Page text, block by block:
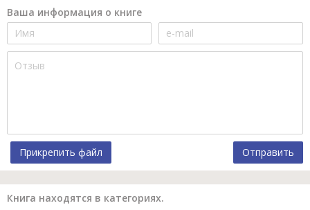
Ваша информация о книге
Прикрепить файл Отправить
Книга находятся в категориях.